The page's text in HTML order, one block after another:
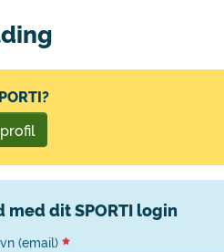
med dit SPORTI login
(email)